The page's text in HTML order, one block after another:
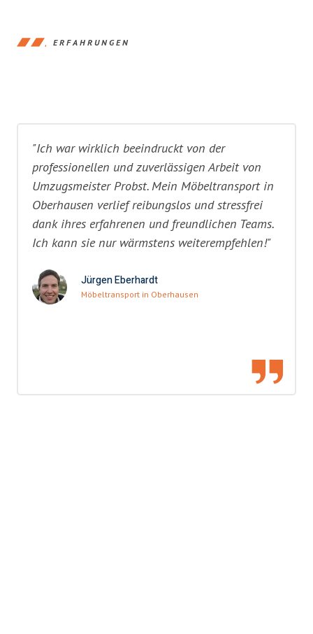
ERFAHRUNGEN
"Ich war wirklich beeindruckt von der
professionellen und zuverlässigen Arbeit von
Umzugsmeister Probst. Mein Möbeltransport in
Oberhausen verlief reibungslos und stressfrei
dank ihres erfahrenen und freundlichen Teams.
Ich kann sie nur wärmstens weiterempfehlen!"
Jürgen Eberhardt
Möbeltransport in Oberhausen